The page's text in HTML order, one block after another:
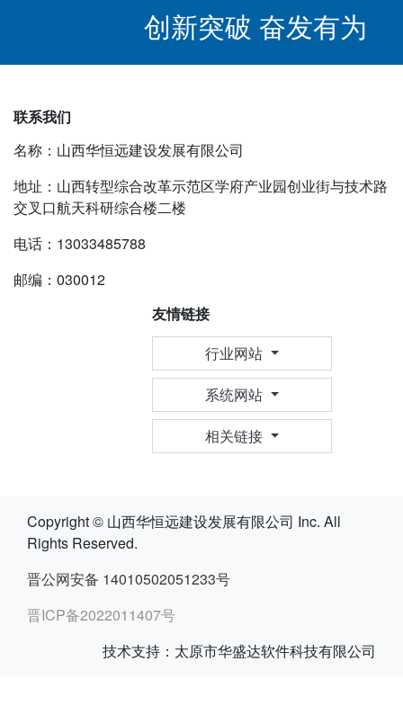
创新突破 奋发有为
联系我们
名称：山西华恒远建设发展有限公司
地址：山西转型综合改革示范区学府产业园创业街与技术路
交叉口航天科研综合楼二楼
电话：13033485788
邮编：030012
友情链接
行业网站
系统网站
相关链接
Copyright © 山西华恒远建设发展有限公司 Inc. All
Rights Reserved.
晋公网安备 14010502051233号
晋ICP备2022011407号
技术支持：太原市华盛达软件科技有限公司